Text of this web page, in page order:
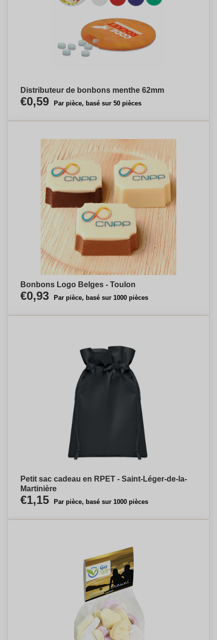
Distributeur de bonbons menthe 62mm
€0,59 Par pièce, basé sur 50 pièces
Bonbons Logo Belges - Toulon
€0,93 Par pièce, basé sur 1000 pièces
Petit sac cadeau en RPET - Saint-Léger-de-la-
Martinière
€1,15 Par pièce, basé sur 1000 pièces